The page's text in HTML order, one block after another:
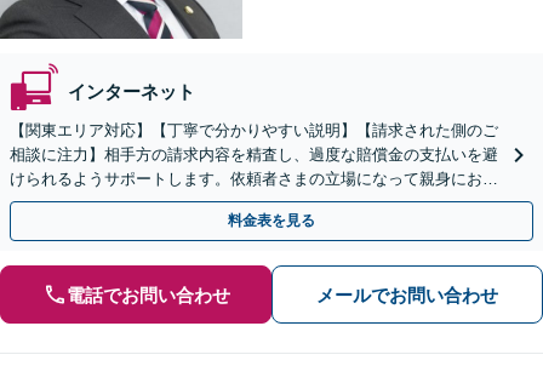
インターネット
【関東エリア対応】【丁寧で分かりやすい説明】【請求された側のご
相談に注力】相手方の請求内容を精査し、過度な賠償金の支払いを避
けられるようサポートします。依頼者さまの立場になって親身にお話
を伺いますので、ぜひご相談ください。【WEB面談可】
料金表を見る
電話でお問い合わせ メールでお問い合わせ